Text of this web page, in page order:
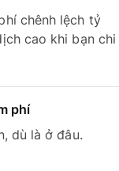
chênh lệch tỷ
cao khi bạn chi
phí
dù là ở đâu.